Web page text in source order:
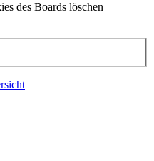
des Boards löschen